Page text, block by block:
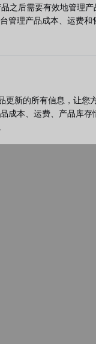
之后需要有效地管理产
管理产品成本、运费和
更新的所有信息，让您
成本、运费、产品库存